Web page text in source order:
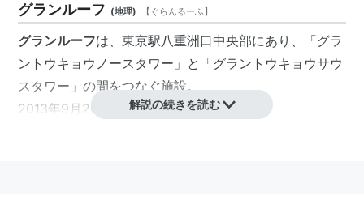
グランルーフ (地理) 【 ぐらんるーふ】
グランルーフは、東京駅八重洲口中央部にあり、「グラ
ントウキョウノースタワー」と「グラントウキョウサウ
スタワー」の間をつなぐ施設。
2013年9月20日完成予定。
解説の続きを読む